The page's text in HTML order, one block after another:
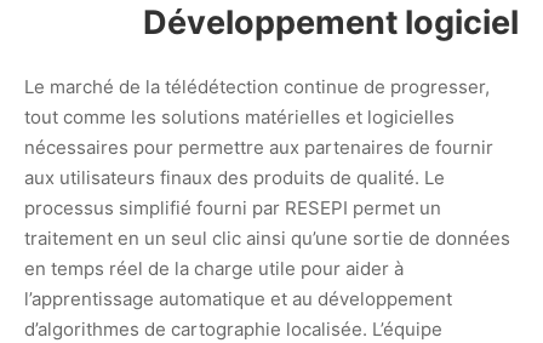
Développement logiciel
Le marché de la télédétection continue de progresser,
tout comme les solutions matérielles et logicielles
nécessaires pour permettre aux partenaires de fournir
aux utilisateurs finaux des produits de qualité. Le
processus simplifié fourni par RESEPI permet un
traitement en un seul clic ainsi qu’une sortie de données
en temps réel de la charge utile pour aider à
l’apprentissage automatique et au développement
d’algorithmes de cartographie localisée. L’équipe